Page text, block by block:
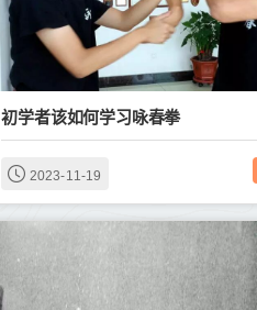
初学者该如何学习咏春拳
2023-11-19